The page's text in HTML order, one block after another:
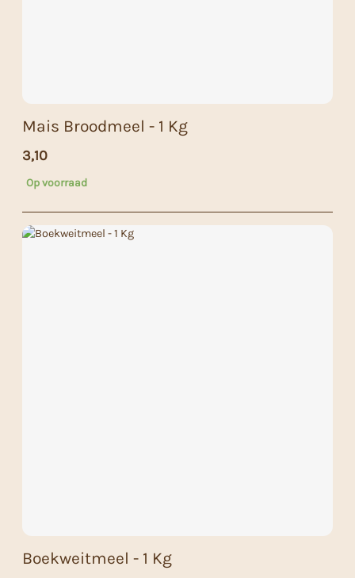
Mais Broodmeel - 1 Kg
3,10
Op voorraad
Boekweitmeel - 1 Kg